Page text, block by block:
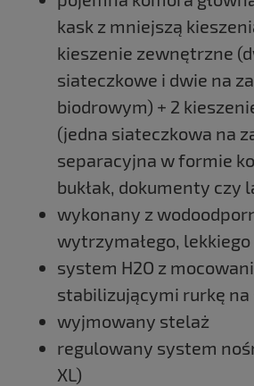
kask z mniejszą
kieszenie zewnętrzne
siateczkowe i dwie na
biodrowym) + 2
(jedna siateczkowa na
separacyjna w formie
bukłak, dokumenty czy
wykonany z
wytrzymałego,
system H2O z
stabilizującymi rurkę na
wyjmowany stelaż
regulowany system
XL)